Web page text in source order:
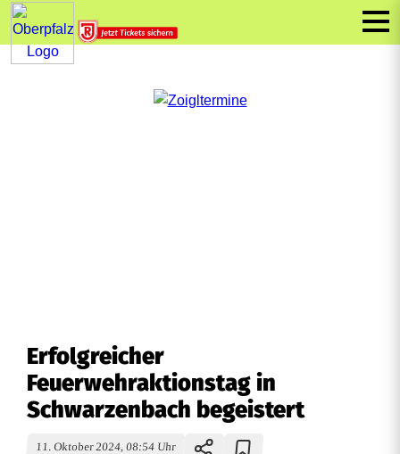
Erfolgreicher
Feuerwehraktionstag in
Schwarzenbach begeistert
11. Oktober 2024, 08:54 Uhr